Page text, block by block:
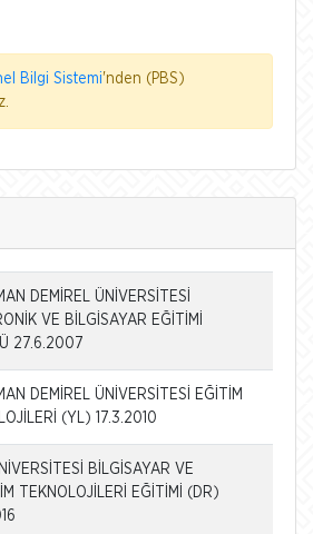
Bilgi Sistemi'nden (PBS)
DEMİREL ÜNİVERSİTESİ
VE BİLGİSAYAR EĞİTİMİ
27.6.2007
DEMİREL ÜNİVERSİTESİ EĞİTİM
(YL) 17.3.2010
BİLGİSAYAR VE
TEKNOLOJİLERİ EĞİTİMİ (DR)